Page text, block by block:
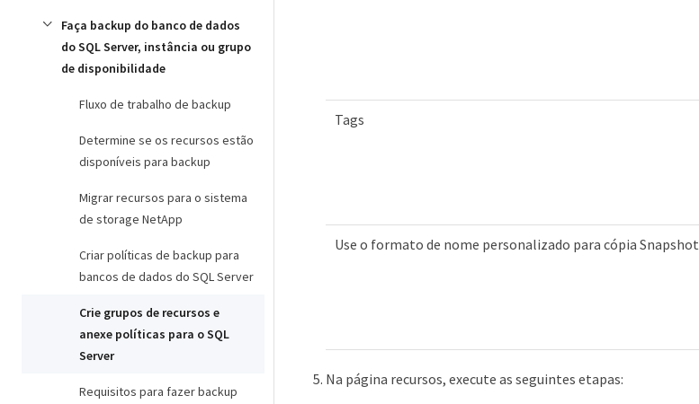
Faça backup do banco de dados
do SQL Server, instância ou grupo
de disponibilidade
Fluxo de trabalho de backup
Determine se os recursos estão
disponíveis para backup
Migrar recursos para o sistema
de storage NetApp
Criar políticas de backup para
bancos de dados do SQL Server
Crie grupos de recursos e
anexe políticas para o SQL
Server
Requisitos para fazer backup
Tags
Use o formato de nome personalizado para cópia Snapshot
Na página recursos, execute as seguintes etapas: